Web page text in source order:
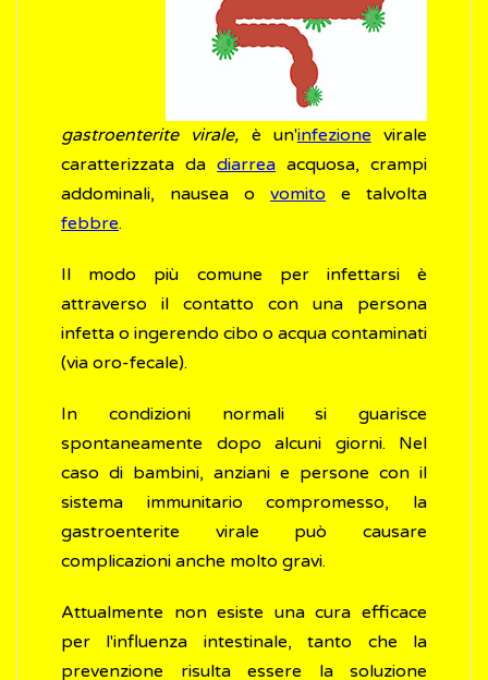
gastroenterite virale, è un'infezione virale
caratterizzata da diarrea acquosa, crampi
addominali, nausea o vomito e talvolta
febbre.
Il modo più comune per infettarsi è
attraverso il contatto con una persona
infetta o ingerendo cibo o acqua contaminati
(via oro-fecale).
In condizioni normali si guarisce
spontaneamente dopo alcuni giorni. Nel
caso di bambini, anziani e persone con il
sistema immunitario compromesso, la
gastroenterite virale può causare
complicazioni anche molto gravi.
Attualmente non esiste una cura efficace
per l'influenza intestinale, tanto che la
prevenzione risulta essere la soluzione